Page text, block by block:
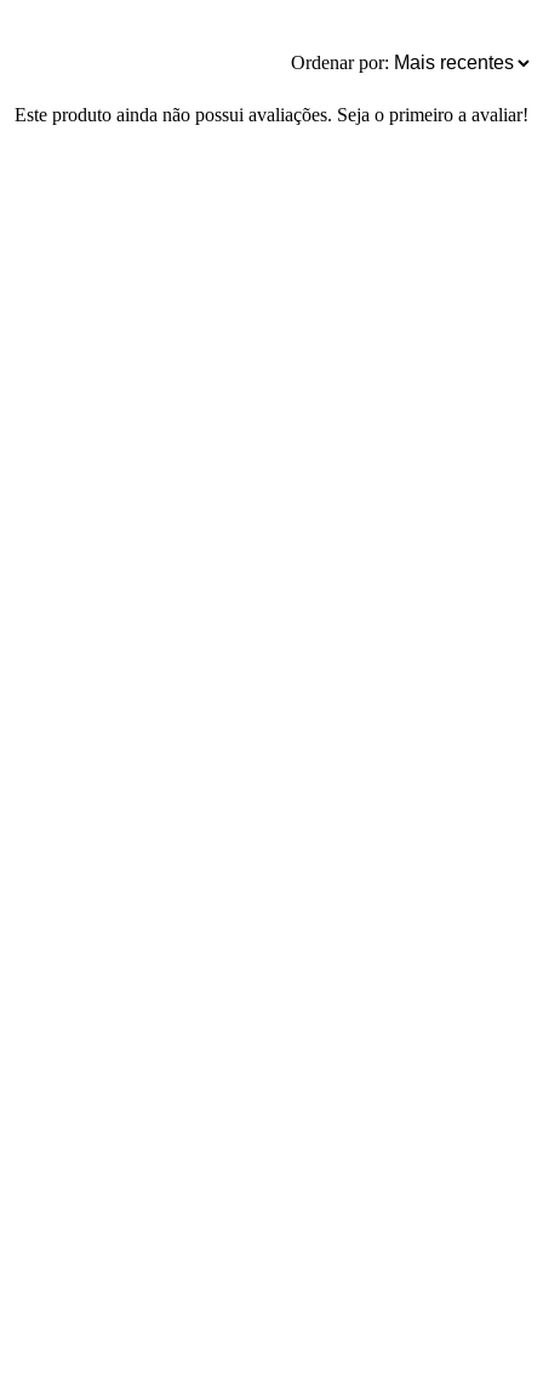
Ordenar por:
Este produto ainda não possui avaliações. Seja o primeiro a avaliar!